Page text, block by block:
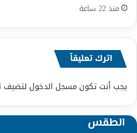
منذ 22 ساعة
اترك تعليقاً
يجب أنت تكونمسجل الدخوللتضيف
الطقس